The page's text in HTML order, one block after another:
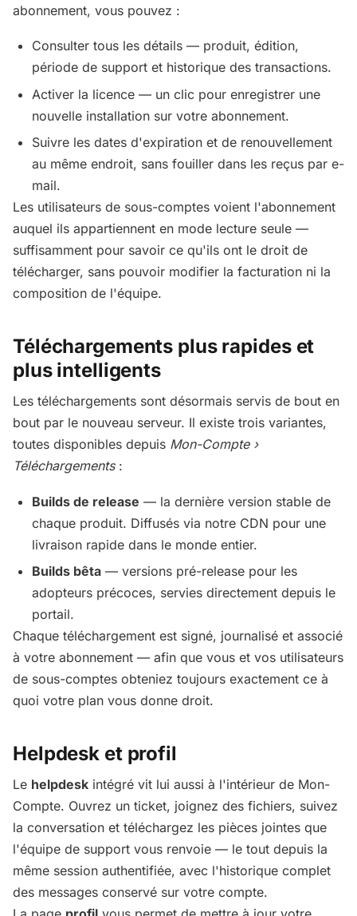
abonnement, vous pouvez :
Consulter tous les détails — produit, édition,
période de support et historique des transactions.
Activer la licence — un clic pour enregistrer une
nouvelle installation sur votre abonnement.
Suivre les dates d'expiration et de renouvellement
au même endroit, sans fouiller dans les reçus par e-
mail.
Les utilisateurs de sous-comptes voient l'abonnement
auquel ils appartiennent en mode lecture seule —
suffisamment pour savoir ce qu'ils ont le droit de
télécharger, sans pouvoir modifier la facturation ni la
composition de l'équipe.
Téléchargements plus rapides et
plus intelligents
Les téléchargements sont désormais servis de bout en
bout par le nouveau serveur. Il existe trois variantes,
toutes disponibles depuis Mon-Compte ›
Téléchargements:
Builds de release — la dernière version stable de
chaque produit. Diffusés via notre CDN pour une
livraison rapide dans le monde entier.
Builds bêta — versions pré-release pour les
adopteurs précoces, servies directement depuis le
portail.
Chaque téléchargement est signé, journalisé et associé
à votre abonnement — afin que vous et vos utilisateurs
de sous-comptes obteniez toujours exactement ce à
quoi votre plan vous donne droit.
Helpdesk et profil
Le helpdesk intégré vit lui aussi à l'intérieur de Mon-
Compte. Ouvrez un ticket, joignez des fichiers, suivez
la conversation et téléchargez les pièces jointes que
l'équipe de support vous renvoie — le tout depuis la
même session authentifiée, avec l'historique complet
des messages conservé sur votre compte.